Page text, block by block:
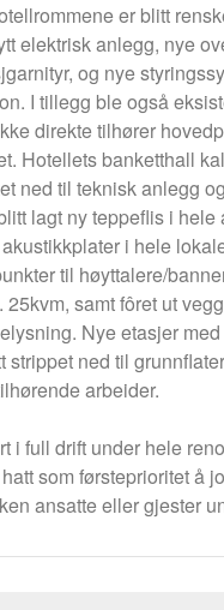
er blitt
elektrisk anlegg, nye
og nye
I tillegg ble også
direkte tilhører
Hotellets banketthall
ned til teknisk anlegg
lagt ny teppeflis i hele
i hele
til høyttalere/
25kvm, samt fôret ut
Nye etasjer
strippet ned til
arbeider.
i full drift under hele
som førsteprioritet å
ansatte eller gjester